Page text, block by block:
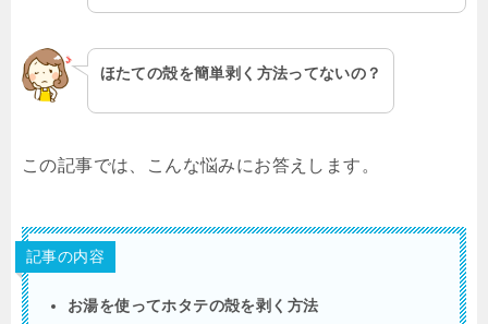
ほたての殻を簡単剥く方法ってないの？
この記事では、こんな悩みにお答えします。
記事の内容
お湯を使ってホタテの殻を剥く方法